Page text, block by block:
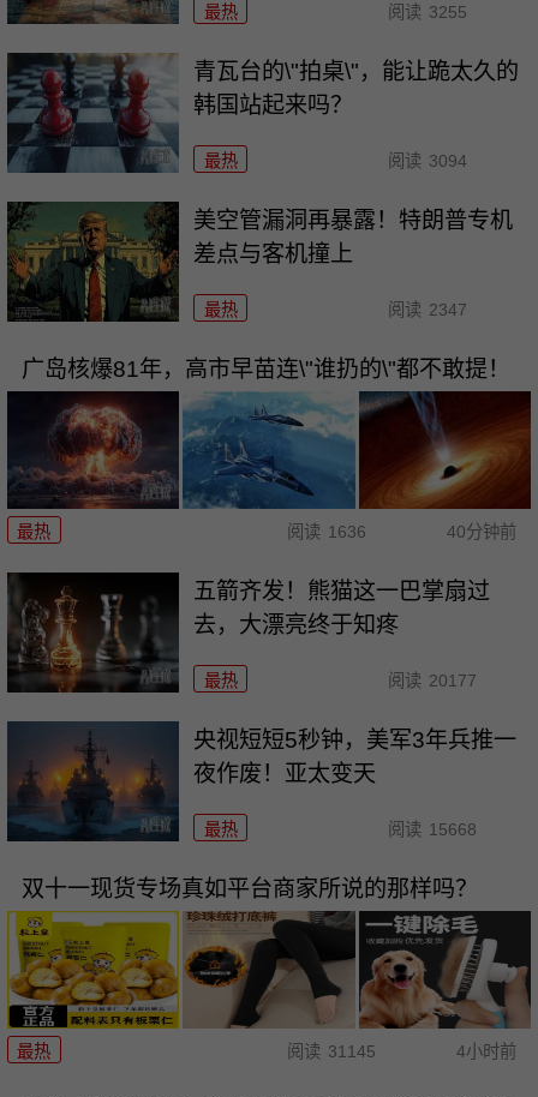
最热 阅读 3255
青瓦台的\"拍桌\"，能让跪太久的
韩国站起来吗？
最热 阅读 3094
美空管漏洞再暴露！特朗普专机
差点与客机撞上
最热 阅读 2347
广岛核爆81年，高市早苗连\"谁扔的\"都不敢提！
最热 阅读 1636 40分钟前
五箭齐发！熊猫这一巴掌扇过
去，大漂亮终于知疼
最热 阅读 20177
央视短短5秒钟，美军3年兵推一
夜作废！亚太变天
最热 阅读 15668
双十一现货专场真如平台商家所说的那样吗？
最热 阅读 31145 4小时前